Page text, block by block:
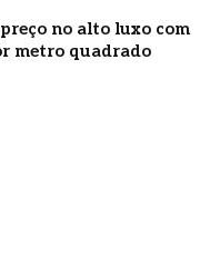
no alto luxo com
metro quadrado